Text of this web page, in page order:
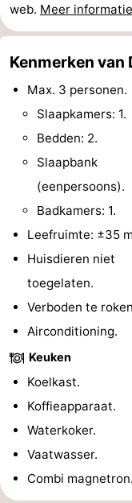
Binnenspeeltuinen
Bowlen
Wellness
centra
Dorpen
Steden
Rondleidingen
-
Paardrijden
-
en
Evenementen
Ringrijden
Praktisch
web. Meer informatie
Kenmerken van
Max. 3 personen.
Slaapkamers: 1.
Bedden: 2.
Slaapbank
(eenpersoons).
Badkamers: 1.
Leefruimte: ±35
Huisdieren niet
toegelaten.
Verboden te
Airconditioning.
Keuken
Koelkast.
Koffieapparaat.
Waterkoker.
Vaatwasser.
Combi magnetron.